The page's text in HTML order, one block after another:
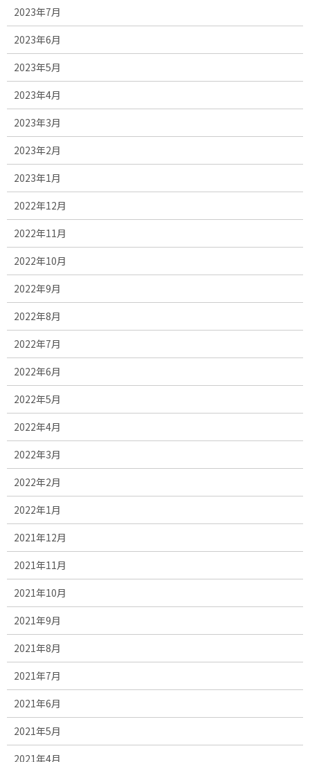
2023年7月
2023年6月
2023年5月
2023年4月
2023年3月
2023年2月
2023年1月
2022年12月
2022年11月
2022年10月
2022年9月
2022年8月
2022年7月
2022年6月
2022年5月
2022年4月
2022年3月
2022年2月
2022年1月
2021年12月
2021年11月
2021年10月
2021年9月
2021年8月
2021年7月
2021年6月
2021年5月
2021年4月